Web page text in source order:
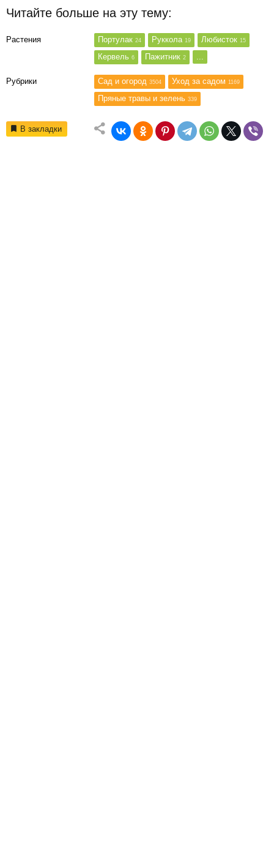
Читайте больше на эту тему:
Растения Портулак 24 Руккола 19 Любисток 15
Кервель 6 Пажитник 2
Рубрики Сад и огород 3504 Уход за садом 1169
Пряные травы и зелень 339
В закладки